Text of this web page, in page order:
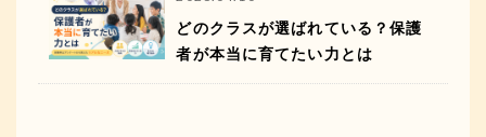
どのクラスが選ばれている？保護
者が本当に育てたい力とは